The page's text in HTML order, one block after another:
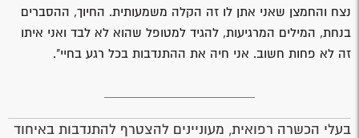
נצח והחמצן שאני אתן לו זה הקלה משמעותית. החיוך, ההסברים
בנחת, המילים המרגיעות, להגיד למטופל שהוא לא לבד ואני איתו
זה לא פחות חשוב. אני חיה את ההתנדבות בכל רגע בחיי".
בעלי הכשרה רפואית, מעוניינים להצטרף להתנדבות באיחוד